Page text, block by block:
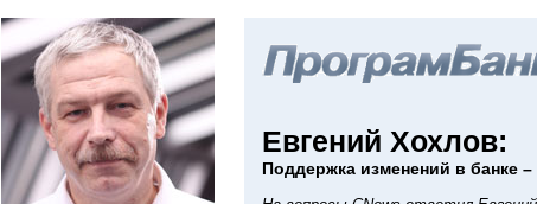
Евгений Хохлов:
Поддержка изменений в банке